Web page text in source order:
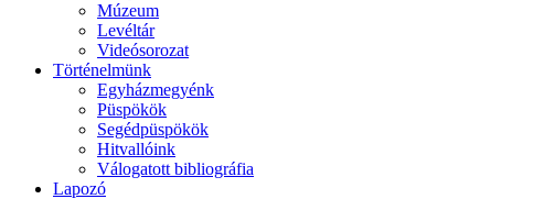
Múzeum
Levéltár
Videósorozat
Történelmünk
Egyházmegyénk
Püspökök
Segédpüspökök
Hitvallóink
Válogatott bibliográfia
Lapozó